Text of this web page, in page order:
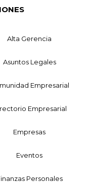
Alta Gerencia
Asuntos Legales
Empresarial
Empresarial
Empresas
Eventos
Personales